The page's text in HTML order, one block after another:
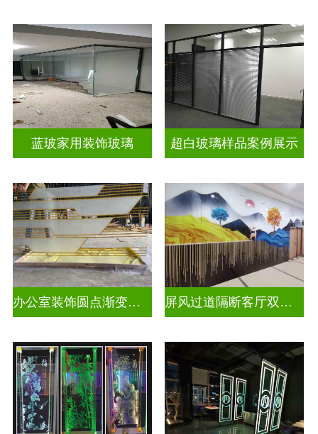
蓝玻家用装饰玻璃 超白玻璃样品案例展示
办公室装饰圆点渐变彩绘打印玻璃 屏风过道隔断客厅双面磨砂透光uv打印玻璃